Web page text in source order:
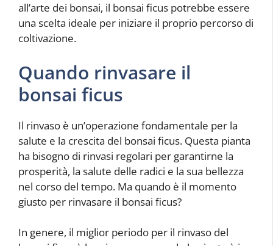
all’arte dei bonsai, il bonsai ficus potrebbe essere
una scelta ideale per iniziare il proprio percorso di
coltivazione.
Quando rinvasare il
bonsai ficus
Il rinvaso è un’operazione fondamentale per la
salute e la crescita del bonsai ficus. Questa pianta
ha bisogno di rinvasi regolari per garantirne la
prosperità, la salute delle radici e la sua bellezza
nel corso del tempo. Ma quando è il momento
giusto per rinvasare il bonsai ficus?
In genere, il miglior periodo per il rinvaso del